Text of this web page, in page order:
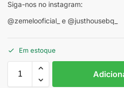
Siga-nos no instagram:
@zemelooficial_ e @justhousebq_
Em estoque